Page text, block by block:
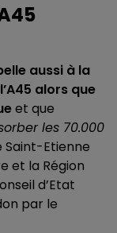
aussi à la
alors que
et que
les 70.000
Saint-Etienne
et la Région
d’Etat
par le